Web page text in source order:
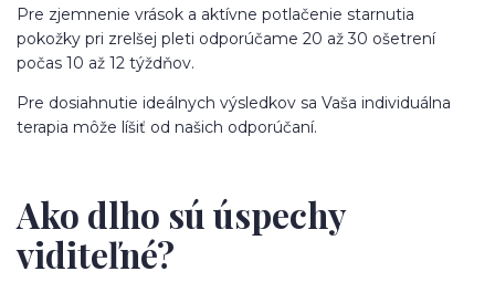
Pre zjemnenie vrások a aktívne potlačenie starnutia
pokožky pri zrelšej pleti odporúčame 20 až 30 ošetrení
počas 10 až 12 týždňov.
Pre dosiahnutie ideálnych výsledkov sa Vaša individuálna
terapia môže líšiť od našich odporúčaní.
Ako dlho sú úspechy
viditeľné?